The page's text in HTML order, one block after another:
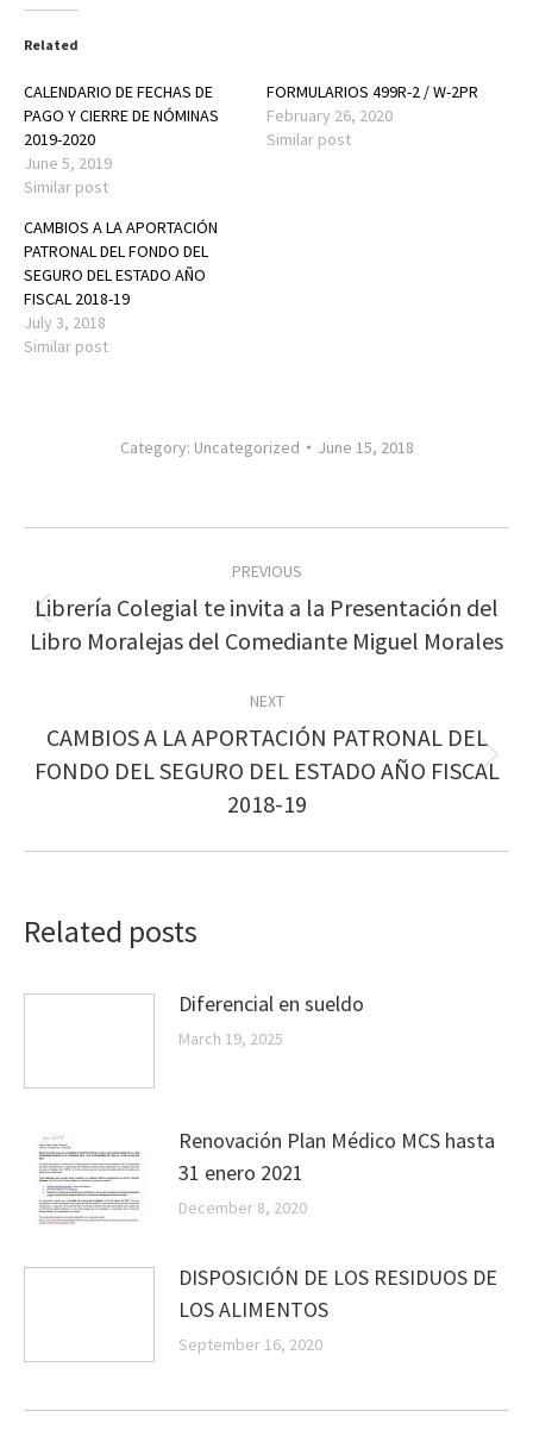
Related
CALENDARIO DE FECHAS DE
PAGO Y CIERRE DE NÓMINAS
2019-2020
June 5, 2019
Similar post
FORMULARIOS 499R-2 / W-2PR
February 26, 2020
Similar post
CAMBIOS A LA APORTACIÓN
PATRONAL DEL FONDO DEL
SEGURO DEL ESTADO AÑO
FISCAL 2018-19
July 3, 2018
Similar post
Category: Uncategorized June 15, 2018
navigation
PREVIOUS
Previous
post:
Librería Colegial te invita a la Presentación del
Libro Moralejas del Comediante Miguel Morales
NEXT
Next
post:
CAMBIOS A LA APORTACIÓN PATRONAL DEL
FONDO DEL SEGURO DEL ESTADO AÑO FISCAL
2018-19
Related posts
Diferencial en sueldo
March 19, 2025
Renovación Plan Médico MCS hasta
31 enero 2021
December 8, 2020
DISPOSICIÓN DE LOS RESIDUOS DE
LOS ALIMENTOS
September 16, 2020